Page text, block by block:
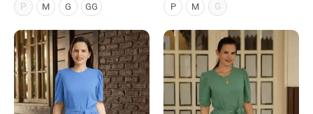
P
M G GG P M G